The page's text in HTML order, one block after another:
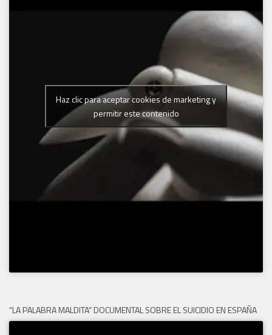
Haz clic para aceptar cookies de marketing y
permitir este contenido
“LA PALABRA MALDITA” DOCUMENTAL SOBRE EL SUICIDIO EN ESPAÑA